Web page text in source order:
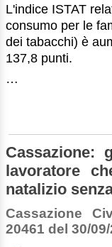
L'indice ISTAT
consumo per le
dei tabacchi) è
137,8 punti.
…
Cassazione:
lavoratore
natalizio
Cassazione
20461 del 30/